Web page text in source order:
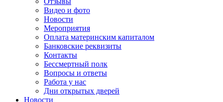
Видео и фото
Новости
Мероприятия
Оплата материнским капиталом
Банковские реквизиты
Контакты
Бессмертный полк
Вопросы и ответы
Работа у нас
Дни открытых дверей
Новости